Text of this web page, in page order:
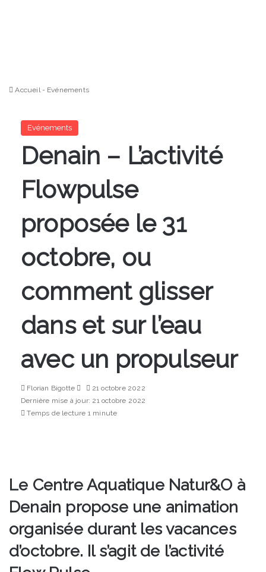
Accueil - Evénements
Evénements
Denain – L’activité
Flowpulse
proposée le 31
octobre, ou
comment glisser
dans et sur l’eau
avec un propulseur
Florian Bigotte
Envoyer
un
courriel
21 octobre 2022
Dernière mise à jour: 21 octobre 2022
Temps de lecture 1 minute
Le Centre Aquatique Natur&O à
Denain propose une animation
organisée durant les vacances
d’octobre. Il s’agit de l’activité